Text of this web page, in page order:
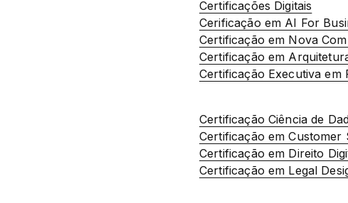
Certificações Digitais
Cerificação em AI For
Certificação em Nova
Certificação em
Certificação Executiva em
Certificação Ciência de
Certificação em Customer
Certificação em Direito
Certificação em Legal